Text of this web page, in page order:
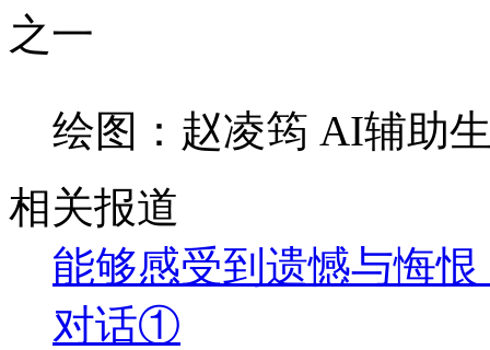
之一
绘图：赵凌筠 AI辅助
相关报道
能够感受到遗憾与悔
对话①